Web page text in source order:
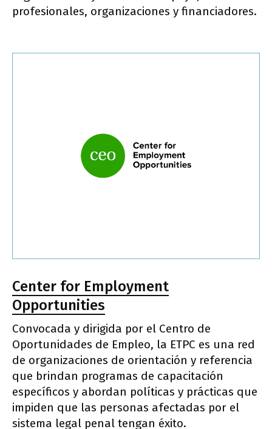
profesionales, organizaciones y financiadores.
Center for Employment
Opportunities
Convocada y dirigida por el Centro de
Oportunidades de Empleo, la ETPC es una red
de organizaciones de orientación y referencia
que brindan programas de capacitación
específicos y abordan políticas y prácticas que
impiden que las personas afectadas por el
sistema legal penal tengan éxito.